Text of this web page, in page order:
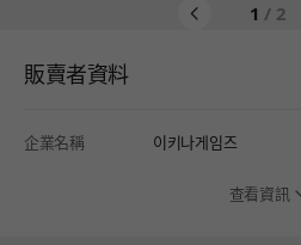
1 / 2
販賣者資料
企業名稱 이키나게임즈
查看資訊